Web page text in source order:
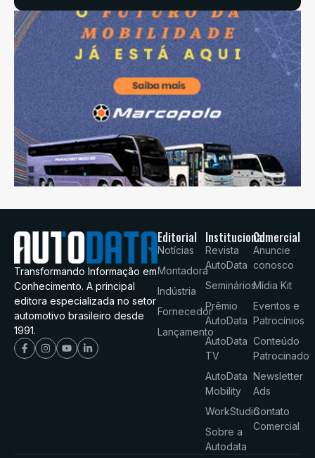
Transformando Informação em
Conhecimento. A principal
editora especializada no setor
automotivo brasileiro desde
1991.
Editorial
Notícias
Montadora
Indústria
Fornecedor
Lançamento
Institucional
Revista
AutoData
Seminários
Prêmio
AutoData
AutoData
TV
AutoData
Mobility
WorkStudio
Sobre a
Autodata
Comercial
Anuncie
conosco
Mídia Kit
Eventos e
Patrocínios
Conteúdo
Patrocinado
Newsletter
Ads
Contato
Comercial